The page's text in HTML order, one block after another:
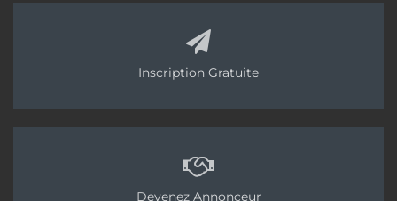
Inscription Gratuite
Devenez Annonceur